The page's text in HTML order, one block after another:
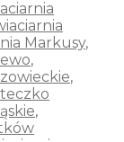
Markusy,
,
,
,